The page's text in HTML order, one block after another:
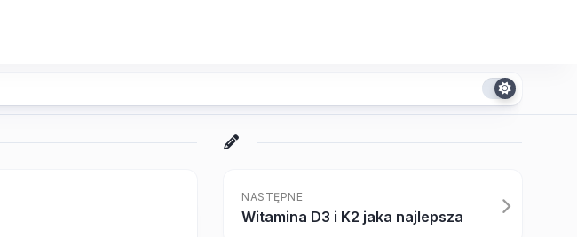
NASTĘPNE
Witamina D3 i K2 jaka najlepsza